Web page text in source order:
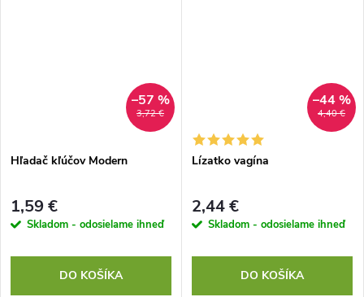
3,72 €
–57 %
Hľadač kľúčov Modern
1,59 €
Skladom - odosielame ihneď
DO KOŠÍKA
4,40 €
–44 %
Lízatko vagína
2,44 €
Skladom - odosielame ihneď
DO KOŠÍKA